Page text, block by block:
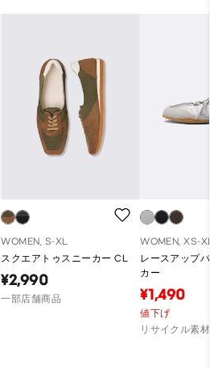
WOMEN, S-XL
スクエアトゥスニーカー CL
¥2,990
一部店舗商品
WOMEN, XS-
レースアップ
カー
¥1,490
値下げ
リサイクル素材